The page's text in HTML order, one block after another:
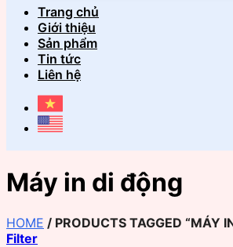
Trang chủ
Giới thiệu
Sản phẩm
Tin tức
Liên hệ
Máy in di động
HOME / PRODUCTS TAGGED “MÁY
Filter